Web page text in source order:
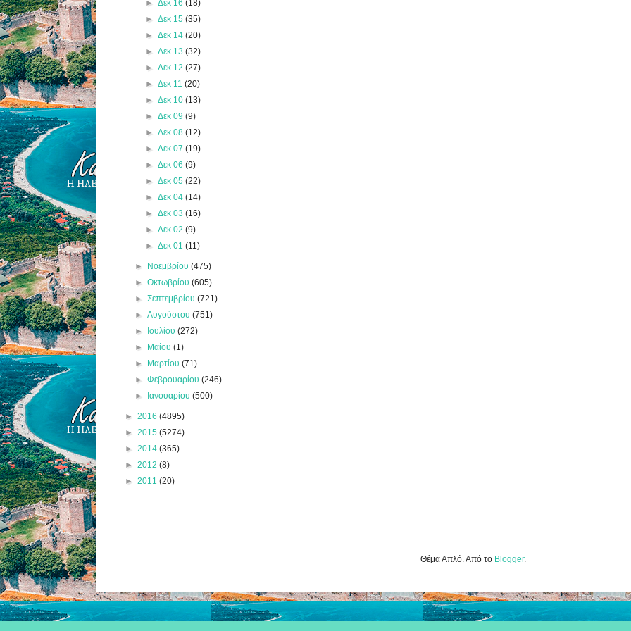
► Δεκ 16 (18)
► Δεκ 15 (35)
► Δεκ 14 (20)
► Δεκ 13 (32)
► Δεκ 12 (27)
► Δεκ 11 (20)
► Δεκ 10 (13)
► Δεκ 09 (9)
► Δεκ 08 (12)
► Δεκ 07 (19)
► Δεκ 06 (9)
► Δεκ 05 (22)
► Δεκ 04 (14)
► Δεκ 03 (16)
► Δεκ 02 (9)
► Δεκ 01 (11)
► Νοεμβρίου(475)
►Οκτωβρίου(605)
►Σεπτεμβρίου(721)
►Αυγούστου(751)
► Ιουλίου(272)
► Μαΐου(1)
► Μαρτίου(71)
►Φεβρουαρίου(246)
► Ιανουαρίου(500)
► 2016 (4895)
► 2015 (5274)
► 2014 (365)
► 2012 (8)
► 2011 (20)
Θέμα Απλό. Από το Blogger.